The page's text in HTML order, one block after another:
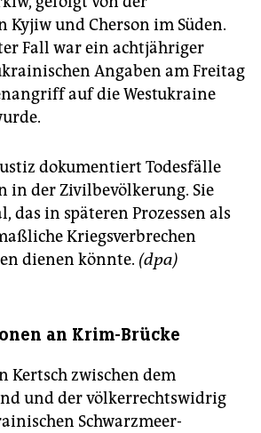
und Cherson im Süden.
Fall war ein achtjähriger
Angaben am Freitag
auf die Westukraine
dokumentiert Todesfälle
in der Zivilbevölkerung. Sie
das in späteren Prozessen als
Kriegsverbrechen
dienen könnte. (dpa)
an Krim-Brücke
Kertsch zwischen dem
und der völkerrechtswidrig
Schwarzmeer-